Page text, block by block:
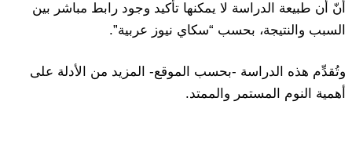
أنّ أن طبيعة الدراسة لا يمكنها تأكيد وجود رابط مباشر بين
السبب والنتيجة، بحسب “سكاي نيوز عربية”.
وتُقدِّم هذه الدراسة -بحسب الموقع- المزيد من الأدلة على
أهمية النوم المستمر والممتد.